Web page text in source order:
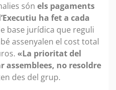
són els pagaments
ha fet a cada
base jurídica que reguli
assenyalen el cost total
«La prioritat del
assemblees, no resoldre
des del grup.